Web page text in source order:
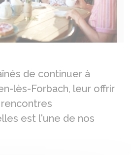
de continuer à
lès-Forbach, leur offrir
est l'une de nos